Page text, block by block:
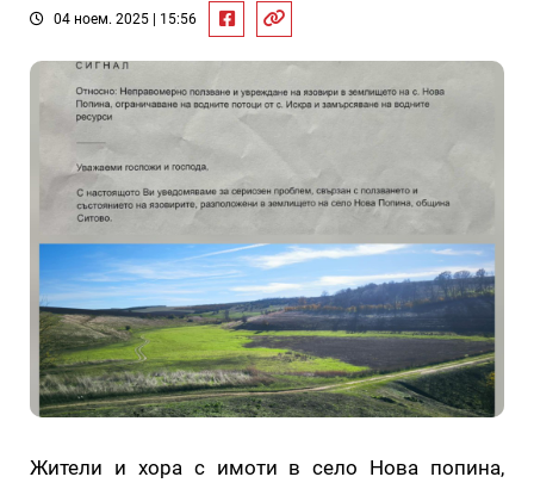
04 ноем. 2025 | 15:56
Жители и хора с имоти в село Нова попина,